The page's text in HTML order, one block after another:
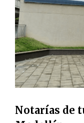
Notarías de